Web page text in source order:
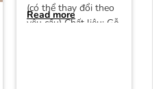
(có thể thay đổi theo
yêu cầu) Chất liệu: Gỗ
Read more